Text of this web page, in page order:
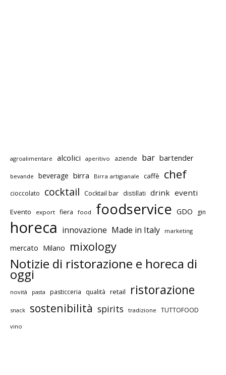
agroalimentare alcolici aperitivo aziende bar bartender
bevande beverage birra Birra artigianale caffè chef
cioccolato cocktail Cocktail bar distillati drink eventi
Evento export fiera food foodservice GDO gin
horeca innovazione Made in Italy marketing
mercato Milano mixology
Notizie di ristorazione e horeca di
oggi
novità pasta pasticceria qualità retail ristorazione
snack sostenibilità spirits tradizione TUTTOFOOD
vino